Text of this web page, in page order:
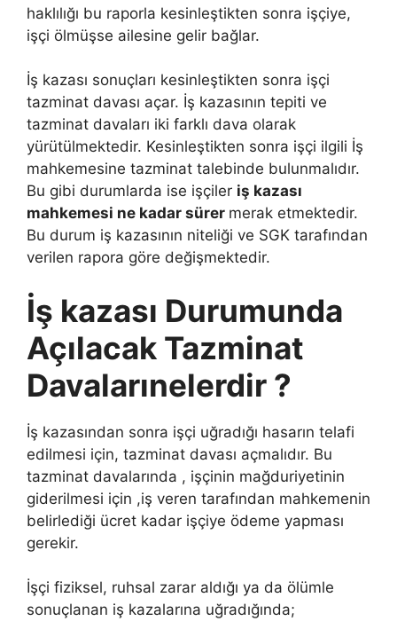
haklılığı bu raporla kesinleştikten sonra işçiye,
işçi ölmüşse ailesine gelir bağlar.
İş kazası sonuçları kesinleştikten sonra işçi
tazminat davası açar. İş kazasının tepiti ve
tazminat davaları iki farklı dava olarak
yürütülmektedir. Kesinleştikten sonra işçi ilgili İş
mahkemesine tazminat talebinde bulunmalıdır.
Bu gibi durumlarda ise işçiler iş kazası
mahkemesi ne kadar sürer merak etmektedir.
Bu durum iş kazasının niteliği ve SGK tarafından
verilen rapora göre değişmektedir.
İş kazası Durumunda
Açılacak Tazminat
Davalarınelerdir ?
İş kazasından sonra işçi uğradığı hasarın telafi
edilmesi için, tazminat davası açmalıdır. Bu
tazminat davalarında , işçinin mağduriyetinin
giderilmesi için ,iş veren tarafından mahkemenin
belirlediği ücret kadar işçiye ödeme yapması
gerekir.
İşçi fiziksel, ruhsal zarar aldığı ya da ölümle
sonuçlanan iş kazalarına uğradığında;